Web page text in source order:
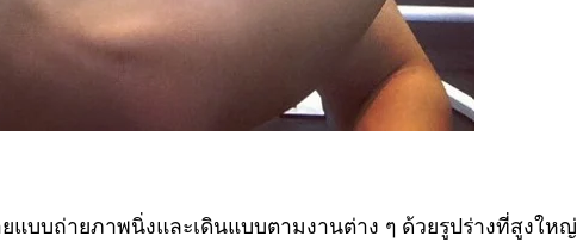
ยแบบถ่ายภาพนิ่งและเดินแบบตามงานต่าง ๆ ด้วยรูปร่างที่สูงใหญ่